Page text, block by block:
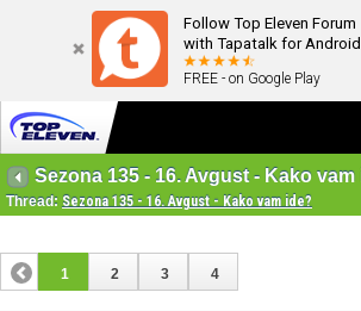
Follow Top Eleven Forum
with Tapatalk for Android
FREE - on Google Play
Sezona 135 - 16. Avgust - Kako vam
Thread: Sezona 135 - 16. Avgust - Kako vam ide?
1 2 3 4